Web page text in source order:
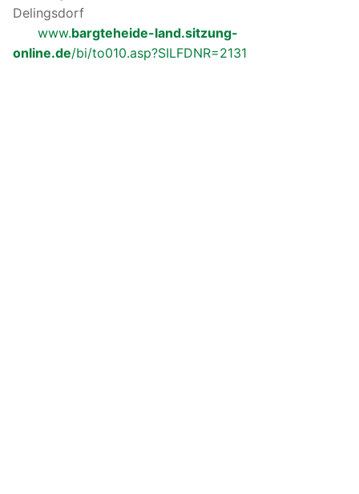
Delingsdorf
www.bargteheide-land.sitzung-
online.de/bi/to010.asp?SILFDNR=2131